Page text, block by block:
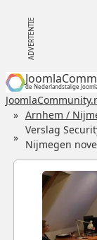
de Nederlandstalige
Arnhem /
Verslag
Nijmegen